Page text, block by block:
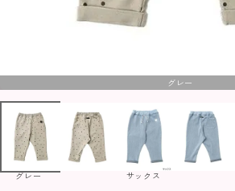
グレー
グレー サックス